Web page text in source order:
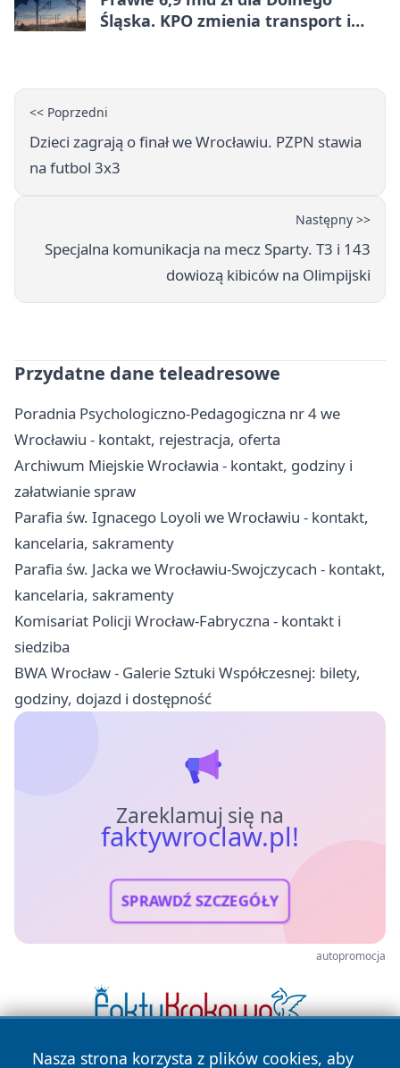
Śląska. KPO zmienia transport i
<< Poprzedni
Dzieci zagrają o finał we Wrocławiu. PZPN stawia
na futbol 3x3
Następny >>
Specjalna komunikacja na mecz Sparty. T3 i 143
dowiozą kibiców na Olimpijski
Przydatne dane teleadresowe
Poradnia Psychologiczno-Pedagogiczna nr 4 we
Wrocławiu - kontakt, rejestracja, oferta
Archiwum Miejskie Wrocławia - kontakt, godziny i
załatwianie spraw
Parafia św. Ignacego Loyoli we Wrocławiu - kontakt,
kancelaria, sakramenty
Parafia św. Jacka we Wrocławiu-Swojczycach - kontakt,
kancelaria, sakramenty
Komisariat Policji Wrocław-Fabryczna - kontakt i
siedziba
BWA Wrocław - Galerie Sztuki Współczesnej: bilety,
godziny, dojazd i dostępność
Zareklamuj się na
faktywroclaw.pl!
SPRAWDŹ SZCZEGÓŁY
autopromocja
Nasza strona korzysta z plików cookies, aby